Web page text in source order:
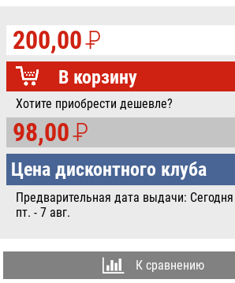
200,00P
УБ.
В корзину
Хотите приобрести дешевле?
98,00P
УБ.
Цена дисконтного клуба
Предварительная дата выдачи:
пт. - 7 авг.
К сравнению